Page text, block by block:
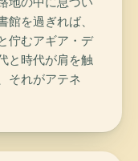
を過ぎれば、
佇むアギア・デ
と時代が肩を触
それがアテネ